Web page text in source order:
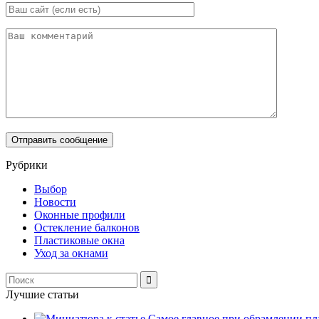
Рубрики
Выбор
Новости
Оконные профили
Остекление балконов
Пластиковые окна
Уход за окнами
Лучшие статьи